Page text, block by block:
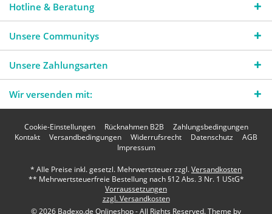
Hotline & Beratung
Unsere Communitys
Unsere Zahlungsarten
Wir versenden mit:
Cookie-Einstellungen Rücknahmen B2B
Zahlungsbedingungen
Kontakt
Versandbedingungen Widerrufsrecht Datenschutz
AGB
Impressum
* Alle Preise inkl. gesetzl. Mehrwertsteuer zzgl.Versandkosten
** Mehrwertsteuerfreie Bestellung nach §12 Abs. 3 Nr. 1 UStG*
Vorraussetzungen
zzgl. Versandkosten
© 2026 Badexo.de Onlineshop - All Rights Reserved. Theme by